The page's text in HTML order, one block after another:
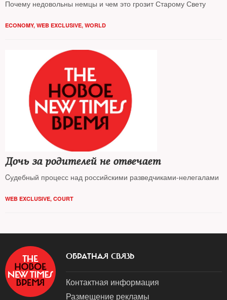
Почему недовольны немцы и чем это грозит Старому Свету
ECONOMY, WEB EXCLUSIVE, WORLD
Дочь за родителей не отвечает
Cудебный процесс над российскими разведчиками-нелегалами
WEB EXCLUSIVE, COURT
ОБРАТНАЯ СВЯЗЬ
Контактная информация
Размещение рекламы